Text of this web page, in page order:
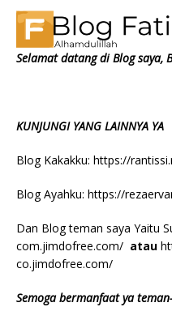
Selamat datang di Blog saya,
KUNJUNGI YANG LAINNYA YA
Blog Kakakku: https://
Blog Ayahku: https://
Dan Blog teman saya Yaitu
com.jimdofree.com/ atau
co.jimdofree.com/
Semoga bermanfaat ya